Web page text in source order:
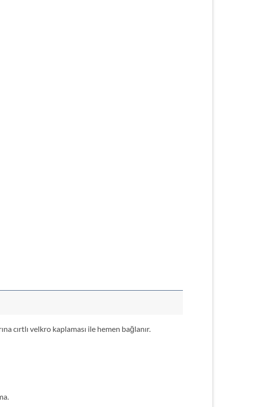
cırtlı velkro kaplaması ile hemen bağlanır.